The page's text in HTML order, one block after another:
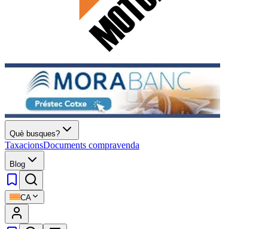
Què busques?
TaxacionsDocuments compravenda
Blog
CA